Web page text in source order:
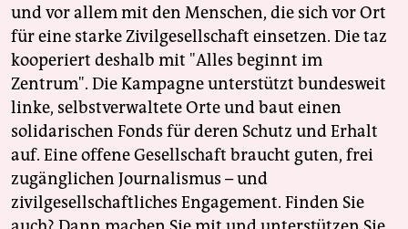
und vor allem mit den Menschen, die sich vor Ort
für eine starke Zivilgesellschaft einsetzen. Die taz
kooperiert deshalb mit "Alles beginnt im
Zentrum". Die Kampagne unterstützt bundesweit
linke, selbstverwaltete Orte und baut einen
solidarischen Fonds für deren Schutz und Erhalt
auf. Eine offene Gesellschaft braucht guten, frei
zugänglichen Journalismus – und
zivilgesellschaftliches Engagement. Finden Sie